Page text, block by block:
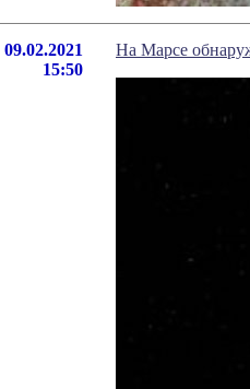
09.02.2021
15:50
На Марсе